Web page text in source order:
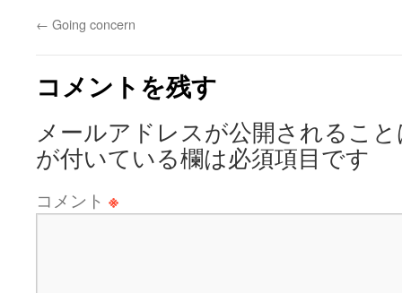
← Going concern
コメントを残す
メールアドレスが公開されるこ
が付いている欄は必須項目です
コメント ※